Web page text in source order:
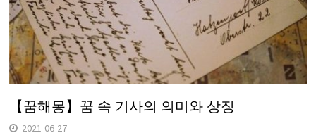
【꿈해몽】꿈 속 기사의 의미와 상징
2021-06-27